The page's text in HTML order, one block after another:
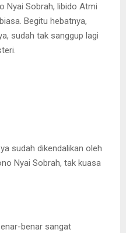
Nyai Sobrah, libido Atmi
Begitu hebatnya,
sudah tak sanggup lagi
sudah dikendalikan oleh
Nyai Sobrah, tak kuasa
benar sangat